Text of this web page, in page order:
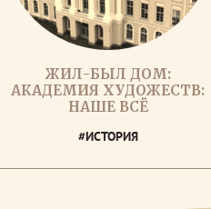
ЖИЛ-БЫЛ ДОМ:
АКАДЕМИЯ ХУДОЖЕСТВ:
НАШЕ ВСЁ
#ИСТОРИЯ